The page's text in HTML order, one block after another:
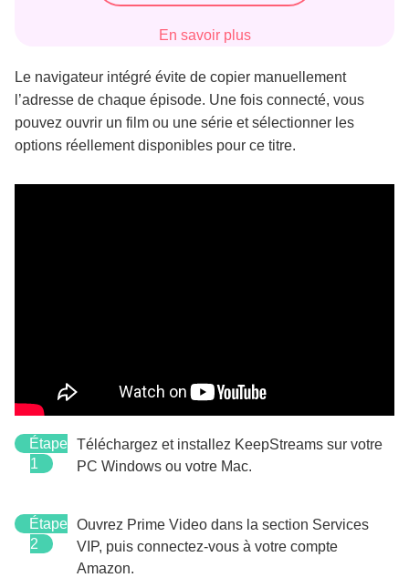
En savoir plus
Le navigateur intégré évite de copier manuellement
l’adresse de chaque épisode. Une fois connecté, vous
pouvez ouvrir un film ou une série et sélectionner les
options réellement disponibles pour ce titre.
Étape
1
Téléchargez et installez KeepStreams sur votre
PC Windows ou votre Mac.
Étape
2
Ouvrez Prime Video dans la section Services
VIP, puis connectez-vous à votre compte
Amazon.